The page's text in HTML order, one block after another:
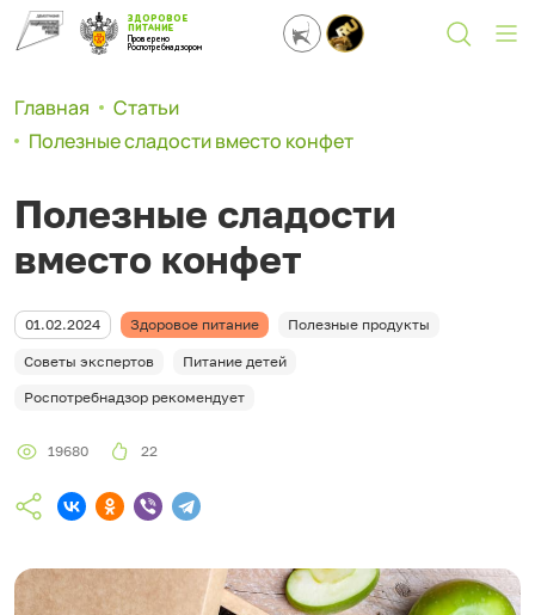
ЗДОРОВОЕ
ПИТАНИЕ
Проверено
Роспотребнадзором
Главная
Статьи
Полезные сладости вместо конфет
Полезные сладости
вместо конфет
01.02.2024 Здоровое питание Полезные продукты
Советы экспертов
Питание детей
Роспотребнадзор рекомендует
19680 22